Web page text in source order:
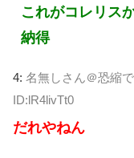
これがコレリス
納得
4: 名無しさん＠恐縮
ID:lR4livTt0
だれやねん